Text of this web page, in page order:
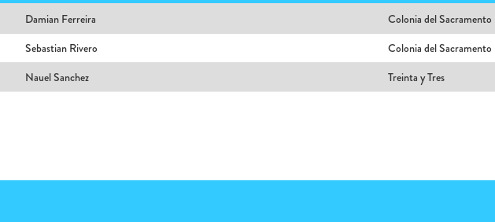
Damian Ferreira
Colonia del Sacramento
Sebastian Rivero
Colonia del Sacramento
Nauel Sanchez Treinta y Tres